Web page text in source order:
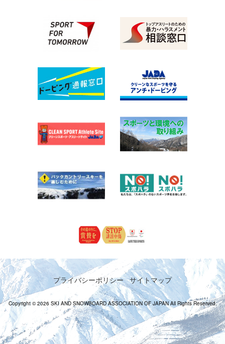
プライバシーポリシー サイトマップ
Copyright © 2026 SKI AND SNOWBOARD ASSOCIATION OF JAPAN All Rights Reserved.